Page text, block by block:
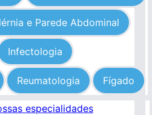
e Parede Abdominal
Infectologia
Reumatologia Fígado
especialidades